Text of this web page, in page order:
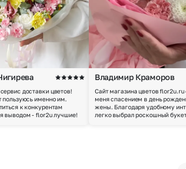
доставки цветов!
пользуюсь именно им.
к конкурентам
выводом - flor2u лучшие!
Владимир Краморов
Сайт магазина цветов flor2u.ru
меня спасением в день
жены. Благодаря удобному
легко выбрал роскошный